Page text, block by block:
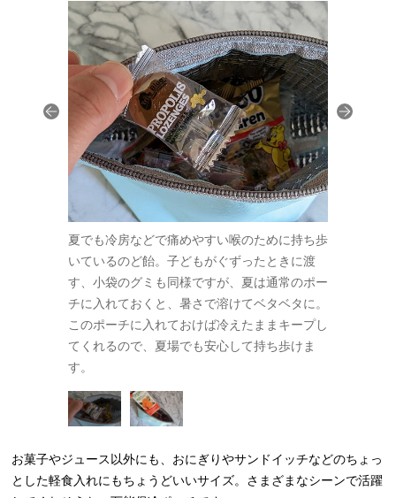
夏でも冷房などで痛めやすい喉のために持ち歩
いているのど飴。子どもがぐずったときに渡
す、小袋のグミも同様ですが、夏は通常のポー
チに入れておくと、暑さで溶けてベタベタに。
このポーチに入れておけば冷えたままキープし
てくれるので、夏場でも安心して持ち歩けま
す。
お菓子やジュース以外にも、おにぎりやサンドイッチなどのちょっ
とした軽食入れにもちょうどいいサイズ。さまざまなシーンで活躍